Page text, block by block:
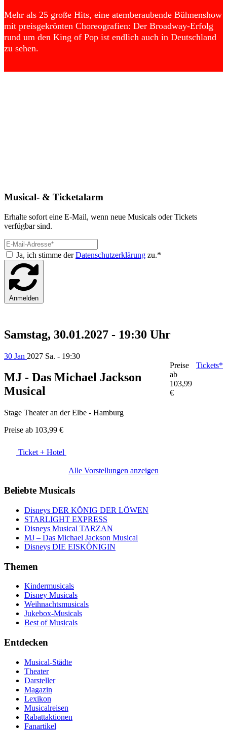
Mehr als 25 große Hits, eine atemberaubende Bühnenshow
mit preisgekrönten Choreografien: Der Broadway-Erfolg
rund um den King of Pop ist endlich auch in Deutschland
zu sehen.
Musical- & Ticketalarm
Erhalte sofort eine E-Mail, wenn neue Musicals oder Tickets
verfügbar sind.
Ja, ich stimme derDatenschutzerklärung zu.*
Anmelden
Samstag, 30.01.2027 - 19:30 Uhr
30 Jan 2027 Sa. - 19:30
MJ - Das Michael Jackson
Musical
Stage Theater an der Elbe - Hamburg
Preise ab 103,99 €
Preise
ab
103,99
€
Tickets*
Ticket + Hotel
Alle Vorstellungen anzeigen
Beliebte Musicals
Disneys DER KÖNIG DER LÖWEN
STARLIGHT EXPRESS
Disneys Musical TARZAN
MJ – Das Michael Jackson Musical
Disneys DIE EISKÖNIGIN
Themen
Kindermusicals
Disney Musicals
Weihnachtsmusicals
Jukebox-Musicals
Best of Musicals
Entdecken
Musical-Städte
Theater
Darsteller
Magazin
Lexikon
Musicalreisen
Rabattaktionen
Fanartikel